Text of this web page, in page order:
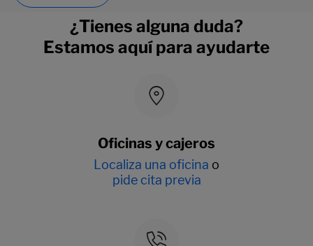
¿Tienes alguna duda?
Estamos aquí para ayudarte
Oficinas y cajeros
Localiza una oficina o
pide cita previa